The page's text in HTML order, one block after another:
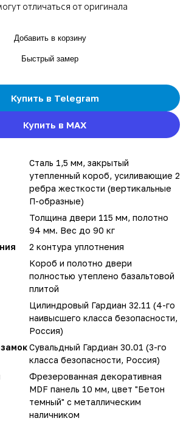
отличаться от оригинала
Добавить в корзину
Быстрый замер
Купить в Telegram
Купить в MAX
Сталь 1,5 мм, закрытый
утепленный короб, усиливающие 2
ребра жесткости (вертикальные
П-образные)
Толщина двери 115 мм, полотно
94 мм. Вес до 90 кг
2 контура уплотнения
Короб и полотно двери
полностью утеплено базальтовой
плитой
Цилиндровый Гардиан 32.11 (4-го
наивысшего класса безопасности,
Россия)
Сувальдный Гардиан 30.01 (3-го
класса безопасности, Россия)
Фрезерованная декоративная
MDF панель 10 мм, цвет "Бетон
темный" с металлическим
наличником